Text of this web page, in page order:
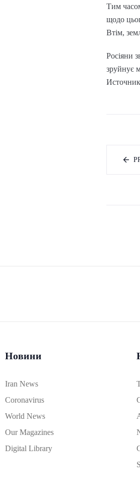
Тим
щодо
Втім,
Росіяни
зруйнує
Новини
Iran News
Coronavirus
World News
Our Magazines
Digital Library